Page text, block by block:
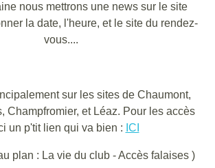
nous mettrons une news sur le site
la date, l'heure, et le site du rendez-
vous....
sur les sites de Chaumont,
Champfromier, et Léaz. Pour les accès
un p'tit lien qui va bien : ICI
plan : La vie du club - Accès falaises )